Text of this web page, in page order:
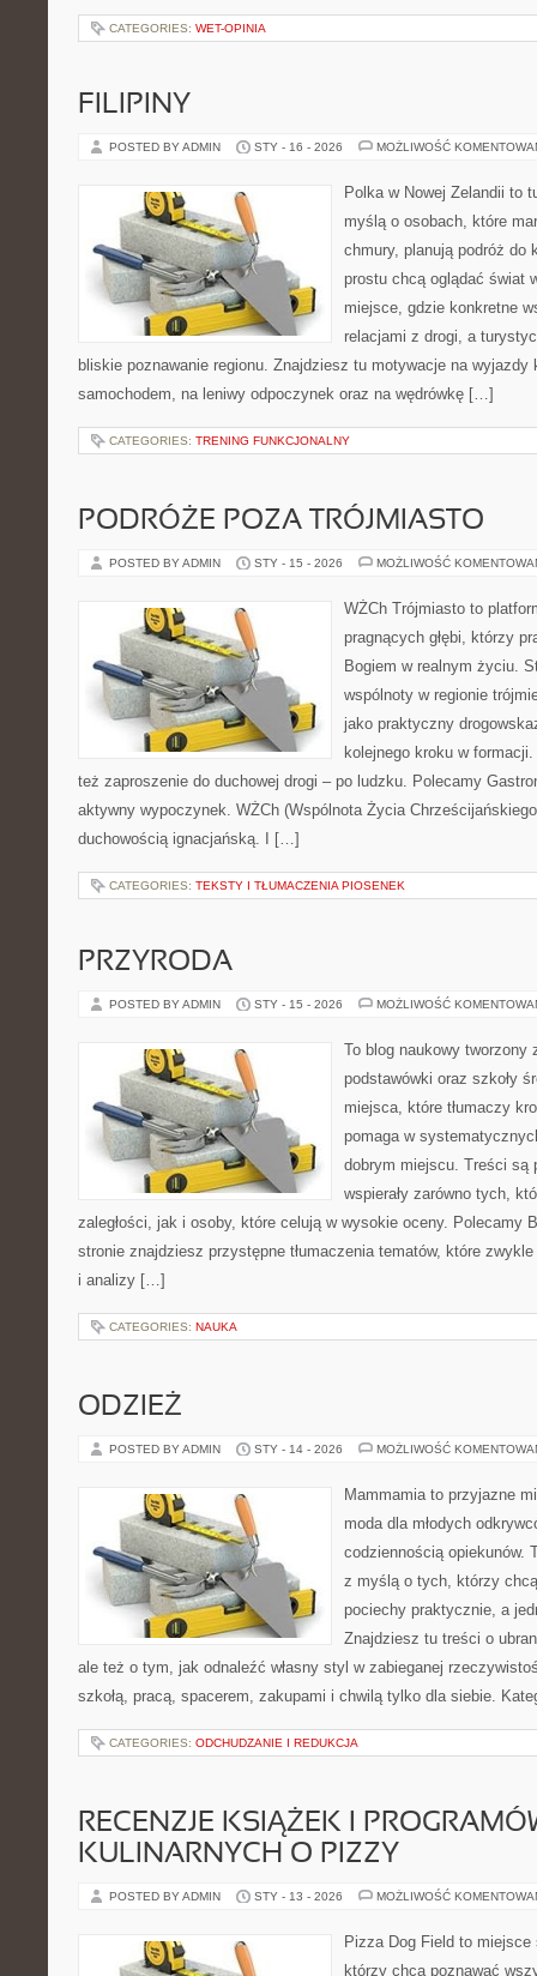
CATEGORIES: WET-OPINIA
FILIPINY
POSTED BY ADMIN STY - 16 - 2026 MOŻLIWOŚĆ
Polka w Nowej Zelandii to
myślą o osobach, które
chmury, planują podróż do
prostu chcą oglądać świat
miejsce, gdzie konkretne
relacjami z drogi, a
bliskie poznawanie regionu. Znajdziesz tu motywacje na wyjazdy
samochodem, na leniwy odpoczynek oraz na wędrówkę […]
CATEGORIES: TRENING FUNKCJONALNY
PODRÓŻE POZA TRÓJMIASTO
POSTED BY ADMIN STY - 15 - 2026 MOŻLIWOŚĆ
WŻCh Trójmiasto to
pragnących głębi, którzy
Bogiem w realnym życiu.
wspólnoty w regionie
jako praktyczny
kolejnego kroku w
też zaproszenie do duchowej drogi – po ludzku. Polecamy
aktywny wypoczynek. WŻCh (Wspólnota Życia
duchowością ignacjańską. I […]
CATEGORIES: TEKSTY I TŁUMACZENIA PIOSENEK
PRZYRODA
POSTED BY ADMIN STY - 15 - 2026 MOŻLIWOŚĆ
To blog naukowy tworzony
podstawówki oraz szkoły
miejsca, które tłumaczy
pomaga w
dobrym miejscu. Treści są
wspierały zarówno tych,
zaległości, jak i osoby, które celują w wysokie oceny. Polecamy
stronie znajdziesz przystępne tłumaczenia tematów, które
i analizy […]
CATEGORIES: NAUKA
ODZIEŻ
POSTED BY ADMIN STY - 14 - 2026 MOŻLIWOŚĆ
Mammamia to przyjazne
moda dla młodych
codziennością opiekunów.
z myślą o tych, którzy
pociechy praktycznie, a
Znajdziesz tu treści o
ale też o tym, jak odnaleźć własny styl w zabieganej
szkołą, pracą, spacerem, zakupami i chwilą tylko dla siebie.
CATEGORIES: ODCHUDZANIE I REDUKCJA
RECENZJE KSIĄŻEK I
KULINARNYCH O PIZZY
POSTED BY ADMIN STY - 13 - 2026 MOŻLIWOŚĆ
Pizza Dog Field to
którzy chcą poznawać